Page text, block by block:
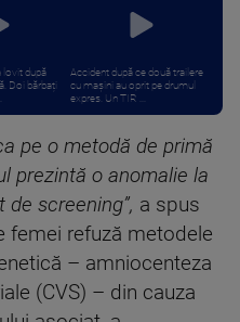
lovit după
Doi bărbați
Accident după ce două trailere
cu mașini au oprit pe drumul
expres. Un TIR ...
pe o metodă de primă
prezintă o anomalie la
screening”, a spus
femei refuză metodele
– amniocenteza
(CVS) – din cauza